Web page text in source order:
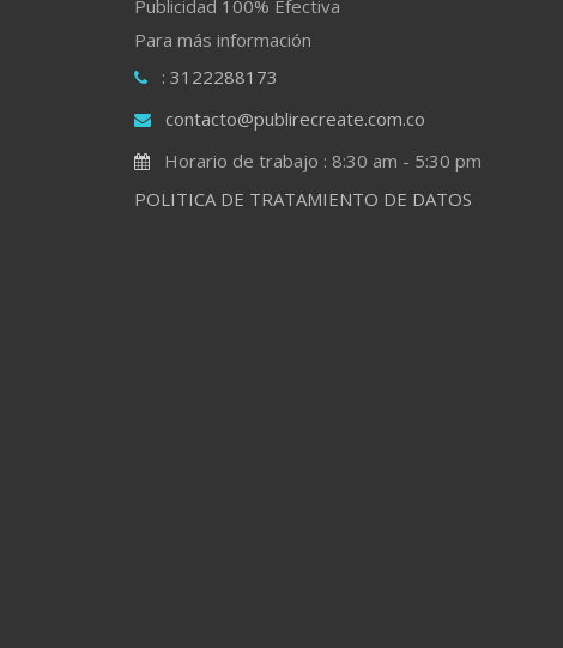
Publicidad 100% Efectiva
Para más información
: 3122288173
contacto@publirecreate.com.co
Horario de trabajo : 8:30 am - 5:30 pm
POLITICA DE TRATAMIENTO DE DATOS